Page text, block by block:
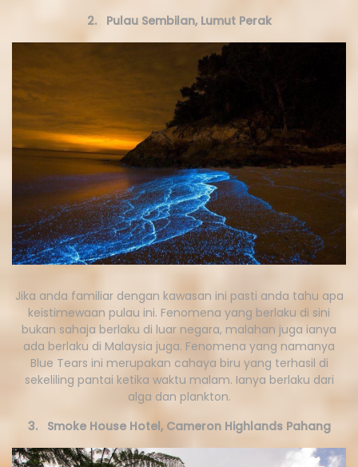
2. Pulau Sembilan, Lumut Perak
Jika anda familiar dengan kawasan ini pasti anda tahu apa
keistimewaan pulau ini. Fenomena yang berlaku di sini
bukan sahaja berlaku di luar negara, malahan juga ianya
ada berlaku di Malaysia juga. Fenomena yang namanya
Blue Tears ini merupakan cahaya biru yang terhasil di
sekeliling pantai ketika waktu malam. Ianya berlaku dari
alga dan plankton.
3. Smoke House Hotel, Cameron Highlands Pahang